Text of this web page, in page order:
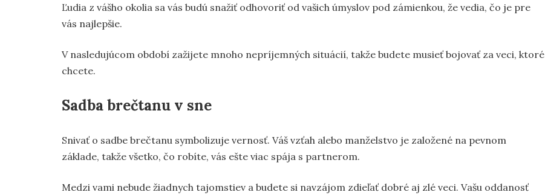
Ľudia z vášho okolia sa vás budú snažiť odhovoriť od vašich úmyslov pod zámienkou, že vedia, čo je pre
vás najlepšie.
V nasledujúcom období zažijete mnoho nepríjemných situácií, takže budete musieť bojovať za veci, ktoré
chcete.
Sadba brečtanu v sne
Snivať o sadbe brečtanu symbolizuje vernosť. Váš vzťah alebo manželstvo je založené na pevnom
základe, takže všetko, čo robíte, vás ešte viac spája s partnerom.
Medzi vami nebude žiadnych tajomstiev a budete si navzájom zdieľať dobré aj zlé veci. Vašu oddanosť